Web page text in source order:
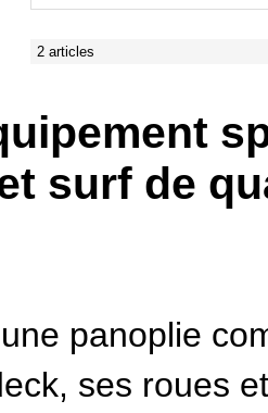
2 articles
surf de
panoplie
ses roues